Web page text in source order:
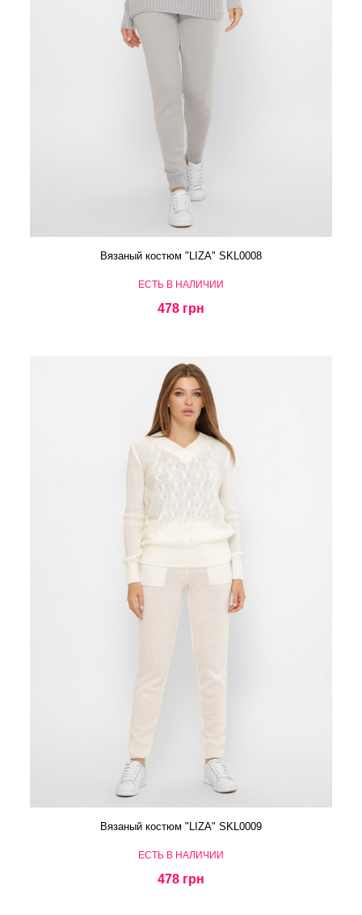
Вязаный костюм "LIZA" SKL0008
ЕСТЬ В НАЛИЧИИ
478 грн
Вязаный костюм "LIZA" SKL0009
ЕСТЬ В НАЛИЧИИ
478 грн